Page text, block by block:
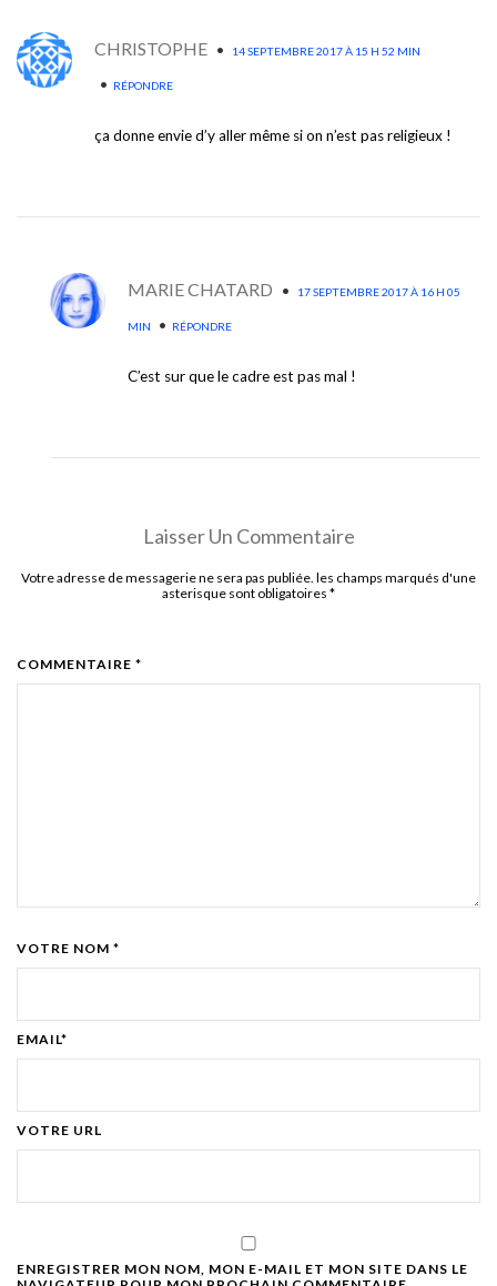
CHRISTOPHE • 14 SEPTEMBRE 2017 À 15 H 52 MIN
• RÉPONDRE
ça donne envie d’y aller même si on n’est pas religieux !
MARIE CHATARD • 17 SEPTEMBRE 2017 À 16 H 05
MIN • RÉPONDRE
C’est sur que le cadre est pas mal !
Laisser Un Commentaire
Votre adresse de messagerie ne sera pas publiée. les champs marqués d'une
asterisque sont obligatoires *
COMMENTAIRE *
VOTRE NOM *
EMAIL*
VOTRE URL
ENREGISTRER MON NOM, MON E-MAIL ET MON SITE DANS LE